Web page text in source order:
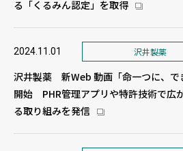
る「くるみん認定」を取得 新しいウィ
2024.11.01 沢井製薬
沢井製薬 新Web 動画「命一つに、で
開始 PHR管理アプリや特許技術で広
る取り組みを発信 新しいウィンドウで